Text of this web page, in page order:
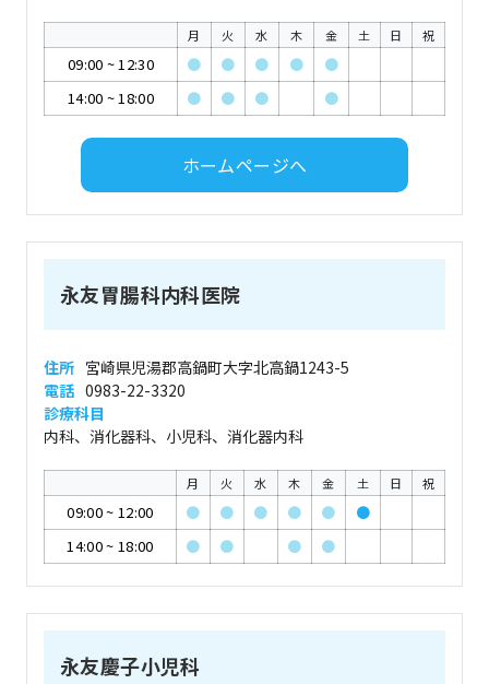
月 火 水 木 金 土 日 祝
09:00 ~12:30 ● ● ● ●
●
14:00 ~18:00 ● ● ● ●
ホームページへ
永友胃腸科内科医院
住所 宮崎県児湯郡高鍋町大字北高鍋1243-5
電話 0983-22-3320
診療科目
内科、消化器科、小児科、消化器内科
月 火 水 木 金 土 日 祝
09:00~ 12:00 ● ● ● ● ●
●
14:00~ 18:00 ● ● ● ●
永友慶子小児科